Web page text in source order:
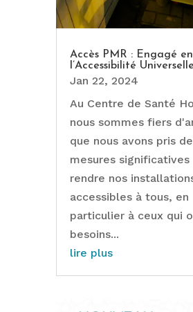
Accès PMR : Engagé
l’Accessibilité Universelle
Jan 22, 2024
Au Centre de Santé
nous sommes fiers
que nous avons pris
mesures significatives
rendre nos
accessibles à tous, en
particulier à ceux qui
besoins...
lire plus